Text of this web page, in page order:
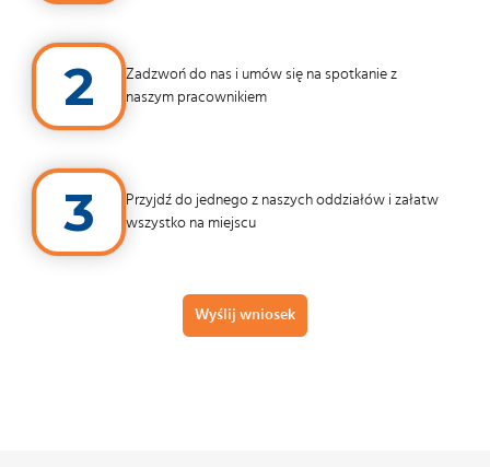
2
Zadzwoń do nas i umów się na spotkanie z
naszym pracownikiem
3
Przyjdź do jednego z naszych oddziałów i załatw
wszystko na miejscu
Wyślij wniosek